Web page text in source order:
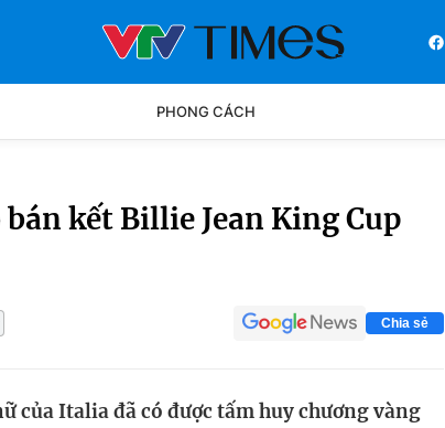
PHONG CÁCH
kết Billie Jean King Cup
Chia sẻ
của Italia đã có được tấm huy chương vàng